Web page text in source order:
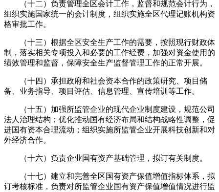
（十二）负责管理全区会计工作，监督和规范会计行为，
组织实施国家统一的会计制度，组织实施全区代理记账机构资
格审批工作。
（十三）根据全区安全生产工作的需要，按照现行财政体
制，落实相关专项投入和必要的工作经费，加强对资金使用的
绩效管理和监督，保障安全生产监督管理工作的正常开展。
（十四）承担政府和社会资本合作的政策研究、项目储
备、业务指导、项目评估、信息管理、宣传培训等工作。
（十五）加强所监管企业的现代企业制度建设，规范公司
法人治理结构；优化推动国有经济布局和结构战略性调整，促
进国有资本合理流动；组织实施所监管企业开展科技创新和对
外经济合作。
（十六）负责企业国有资产基础管理，拟订有关制度。
（十七）建立和完善全区国有资产保值增值指标体系，拟
订考核标准，负责对所监管企业国有资产保值增值情况进行监